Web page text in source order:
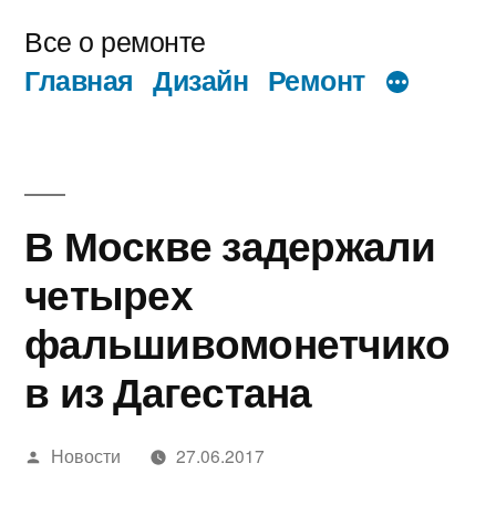
содержимому
Все о ремонте
Главная Дизайн Ремонт
В Москве задержали
четырех
фальшивомонетчико
в из Дагестана
Написано
Новости 27.06.2017